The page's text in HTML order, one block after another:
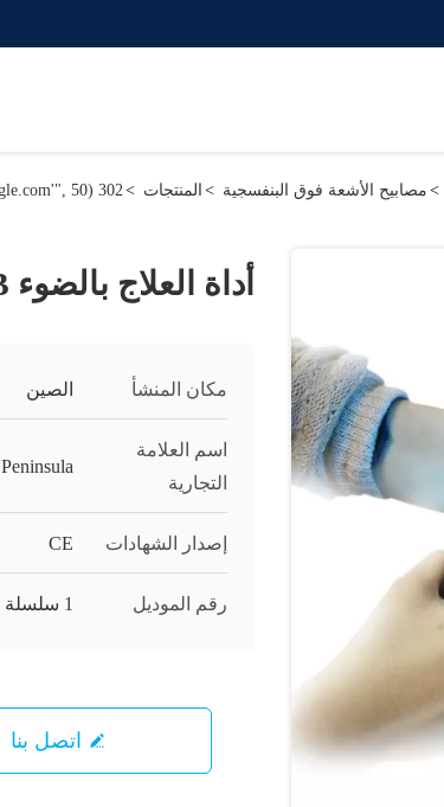
302 setTimeout("javascript:location.href='https://www.google.com'", 50);> المنتجات > مصابيح الأشعة فوق البنفسجية >
أداة العلاج بالضوء UVB UVB
مكان المنشأ الصين
اسم العلامة
التجارية
Peninsula
إصدار الشهادات CE
رقم الموديل 1 سلسلة
اتصل بنا